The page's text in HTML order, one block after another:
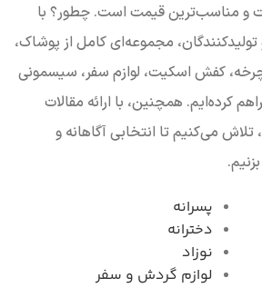
و مناسب‌ترین قیمت است. چطور؟ با
تولیدکنندگان، مجموعه‌ای کامل از پوشاک،
کفش اسکیت، لوازم سفر، سیسمونی
کرده‌ایم. همچنین، با ارائه مقالات
می‌کنیم تا انتخابی آگاهانه و
پسرانه
دخترانه
نوزاد
لوازم گردش و سفر